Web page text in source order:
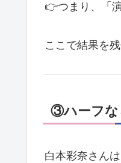
👉つまり、「
ここで結果を
③ハーフな
白本彩奈さんは